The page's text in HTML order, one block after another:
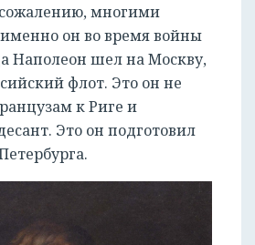
многими
он во время войны
Наполеон шел на Москву,
флот. Это он не
к Риге и
Это он подготовил